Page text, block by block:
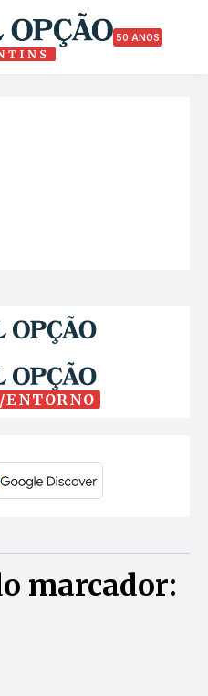
50 ANOS
marcador: